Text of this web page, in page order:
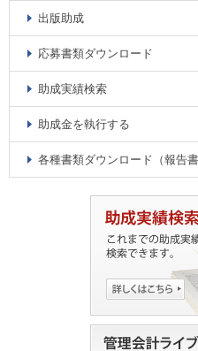
出版助成
応募書類ダウンロード
助成実績検索
助成金を執行する
各種書類ダウンロード（報告書